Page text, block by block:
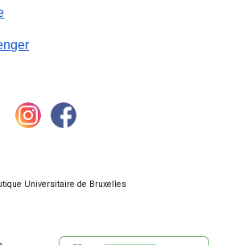
Universitaire de Bruxelles